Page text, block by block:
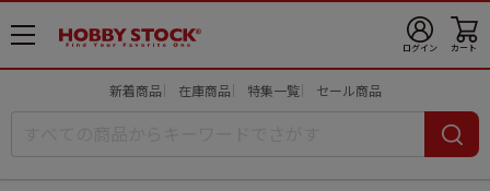
メ
ニ
ログイン カート
新着商品 在庫商品 特集一覧 セール商品